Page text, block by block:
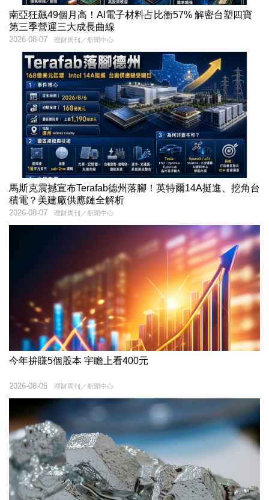
南亞狂飆49個月高！AI電子材料占比衝57% 解密台塑四寶
第三季營運三大成長曲線
理財周刊／新聞中心
2026-08-07
馬斯克震撼宣布Terafab德州落腳！英特爾14A挺進、挖角台
積電？美建廠供應鏈全解析
理財周刊／新聞中心
2026-08-07
今年拚賺5個股本 宇瞻上看400元
理財周刊／新聞中心
2026-08-05